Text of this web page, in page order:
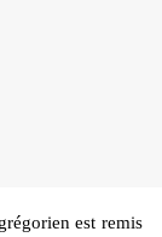
est remis